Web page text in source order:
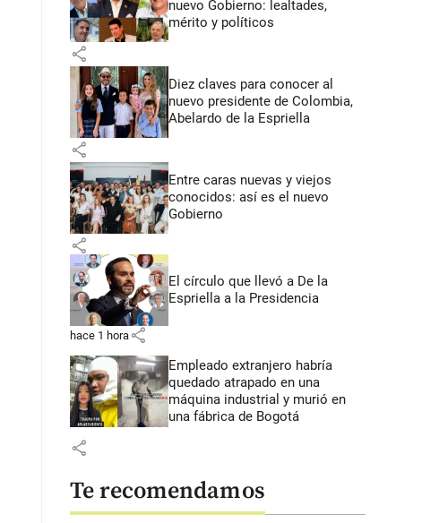
nuevo Gobierno: lealtades,
mérito y políticos
share
Diez claves para conocer al
nuevo presidente de Colombia,
Abelardo de la Espriella
share
Entre caras nuevas y viejos
conocidos: así es el nuevo
Gobierno
share
El círculo que llevó a De la
Espriella a la Presidencia
hace 1 hora share
Empleado extranjero habría
quedado atrapado en una
máquina industrial y murió en
una fábrica de Bogotá
share
Te recomendamos